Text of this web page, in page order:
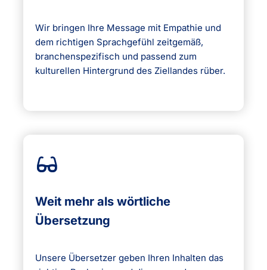
Wir bringen Ihre Message mit Empathie und
dem richtigen Sprachgefühl zeitgemäß,
branchenspezifisch und passend zum
kulturellen Hintergrund des Ziellandes rüber.
Weit mehr als wörtliche
Übersetzung
Unsere Übersetzer geben Ihren Inhalten das